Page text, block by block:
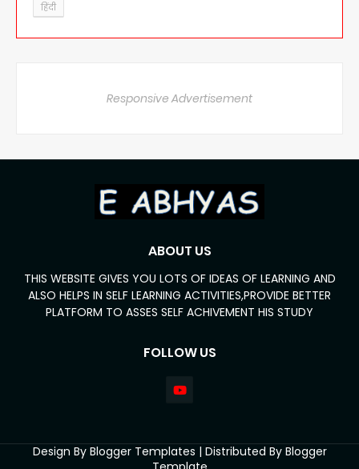
हिंदी
Responsive Advertisement
ABOUT US
THIS WEBSITE GIVES YOU LOTS OF IDEAS OF LEARNING AND
ALSO HELPS IN SELF LEARNING ACTIVITIES,PROVIDE BETTER
PLATFORM TO ASSES SELF ACHIVEMENT HIS STUDY
FOLLOW US
Design By Blogger Templates | Distributed By Blogger